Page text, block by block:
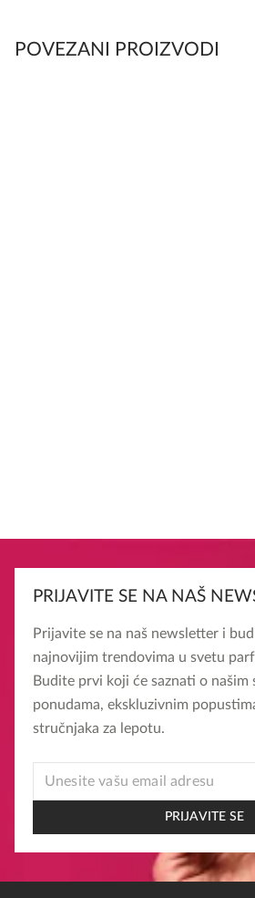
POVEZANI PROIZVODI
PRIJAVITE SE NA NAŠ
Prijavite se na naš newsletter i
najnovijim trendovima u svetu
Budite prvi koji će saznati o našim
ponudama, ekskluzivnim
stručnjaka za lepotu.
PRIJAVITE SE